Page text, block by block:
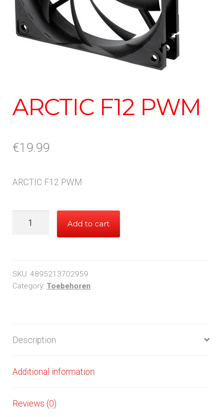
ARCTIC F12 PWM
€19.99
ARCTIC F12 PWM
Add to cart
SKU: 4895213702959
Category: Toebehoren
Description
Additional information
Reviews (0)